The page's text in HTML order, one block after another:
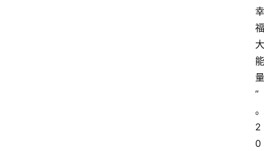
幸
福
大
能
量
”
。
2
0